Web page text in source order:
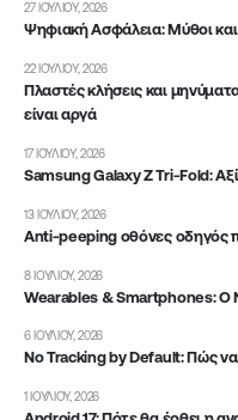
Ψηφιακή Ασφάλεια: Μύθοι
27 ΙΟΥΛΊΟΥ, 2026
Πλαστές κλήσεις και
είναι αργά
22 ΙΟΥΛΊΟΥ, 2026
Samsung Galaxy Z Tri-Fold:
17 ΙΟΥΛΊΟΥ, 2026
Anti-peeping οθόνες οδηγός
13 ΙΟΥΛΊΟΥ, 2026
Wearables & Smartphones: Ο
8 ΙΟΥΛΊΟΥ, 2026
No Tracking by Default: Πώς να
6 ΙΟΥΛΊΟΥ, 2026
1 ΙΟΥΛΊΟΥ, 2026